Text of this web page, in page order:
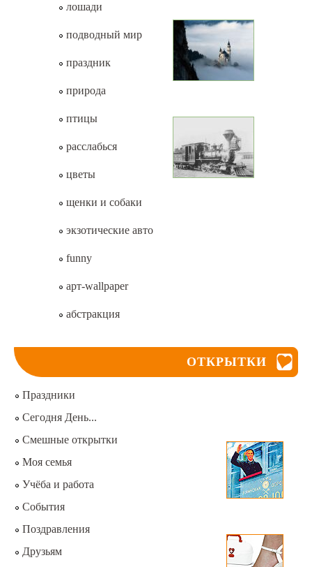
лошади
подводный мир
праздник
природа
птицы
расслабься
цветы
щенки и собаки
экзотические авто
funny
арт-wallpaper
абстракция
ОТКРЫТКИ
Праздники
Сегодня День...
Смешные открытки
Моя семья
Учёба и работа
События
Поздравления
Друзьям